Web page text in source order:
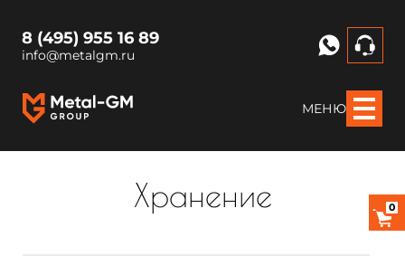
8 (495) 955 16 89
info@metalgm.ru
МЕНЮ
Хранение 0